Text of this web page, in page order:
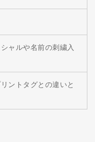
ャルや名前の刺繍入
ントタグとの違いと